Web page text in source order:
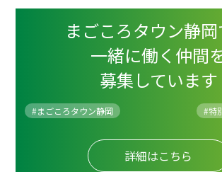
まごころタウン静
一緒に働く仲間
募集しています
#まごころタウン静岡 #特
詳細はこちら